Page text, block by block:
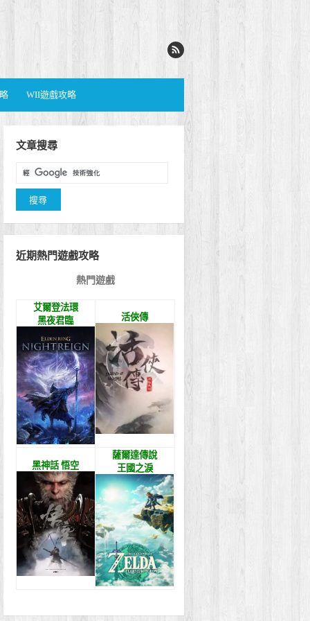
WII遊戲攻略
文章搜尋
近期熱門遊戲攻略
熱門遊戲
艾爾登法環
黑夜君臨
活俠傳
黑神話 悟空
薩爾達傳說
王國之淚